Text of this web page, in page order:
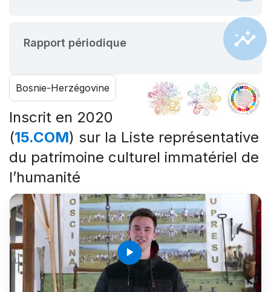
Rapport périodique
Bosnie-Herzégovine
Inscrit en 2020
(15.COM) sur la Liste représentative
du patrimoine culturel immatériel de
l’humanité
play_arrow